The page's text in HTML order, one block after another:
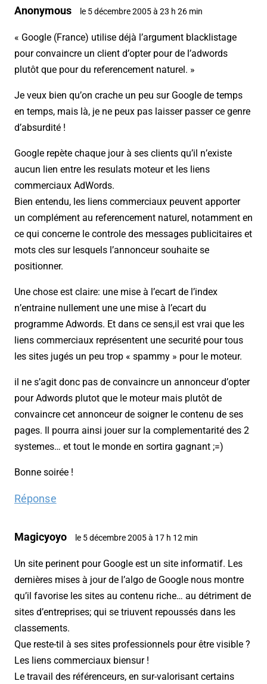
Anonymous le 5 décembre 2005 à 23 h 26 min
« Google (France) utilise déjà l’argument blacklistage
pour convaincre un client d’opter pour de l’adwords
plutôt que pour du referencement naturel. »
Je veux bien qu’on crache un peu sur Google de temps
en temps, mais là, je ne peux pas laisser passer ce genre
d’absurdité !
Google repète chaque jour à ses clients qu’il n’existe
aucun lien entre les resulats moteur et les liens
commerciaux AdWords.
Bien entendu, les liens commerciaux peuvent apporter
un complément au referencement naturel, notamment en
ce qui concerne le controle des messages publicitaires et
mots cles sur lesquels l’annonceur souhaite se
positionner.
Une chose est claire: une mise à l’ecart de l’index
n’entraine nullement une une mise à l’ecart du
programme Adwords. Et dans ce sens,il est vrai que les
liens commerciaux représentent une securité pour tous
les sites jugés un peu trop « spammy » pour le moteur.
il ne s’agit donc pas de convaincre un annonceur d’opter
pour Adwords plutot que le moteur mais plutôt de
convaincre cet annonceur de soigner le contenu de ses
pages. Il pourra ainsi jouer sur la complementarité des 2
systemes… et tout le monde en sortira gagnant ;=)
Bonne soirée !
Réponse
Magicyoyo le 5 décembre 2005 à 17 h 12 min
Un site perinent pour Google est un site informatif. Les
dernières mises à jour de l’algo de Google nous montre
qu’il favorise les sites au contenu riche… au détriment de
sites d’entreprises; qui se triuvent repoussés dans les
classements.
Que reste-til à ses sites professionnels pour être visible ?
Les liens commerciaux biensur !
Le travail des référenceurs, en sur-valorisant certains